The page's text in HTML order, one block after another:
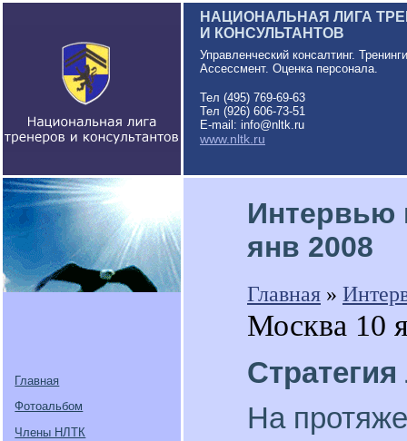
НАЦИОНАЛЬНАЯ ЛИГА
И КОНСУЛЬТАНТОВ
Управленческий консалтинг.
Ассессмент. Оценка персонала.
Тел (495) 769-69-63
Тел (926) 606-73-51
E-mail: info@nltk.ru
www.nltk.ru
Главная
Фотоальбом
Члены НЛТК
Интервью
янв 2008
Главная »
Москва 10
На